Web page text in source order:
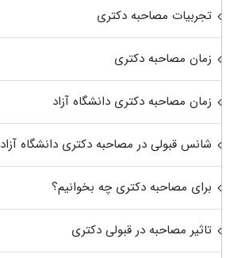
تجربیات مصاحبه دکتری
زمان مصاحبه دکتری
زمان مصاحبه دکتری دانشگاه آزاد
شانس قبولی در مصاحبه دکتری دانشگاه آزاد
برای مصاحبه دکتری چه بخوانیم؟
تاثیر مصاحبه در قبولی دکتری